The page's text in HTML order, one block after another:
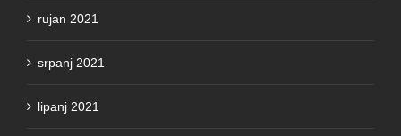
srpanj 2021
lipanj 2021
svibanj 2021